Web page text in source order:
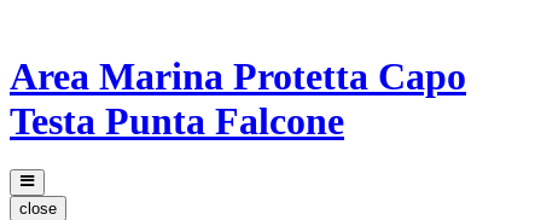
Area Marina Protetta Capo
Testa Punta Falcone
close